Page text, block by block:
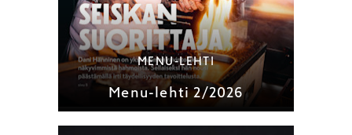
MENU-LEHTI
Menu-lehti 2/2026